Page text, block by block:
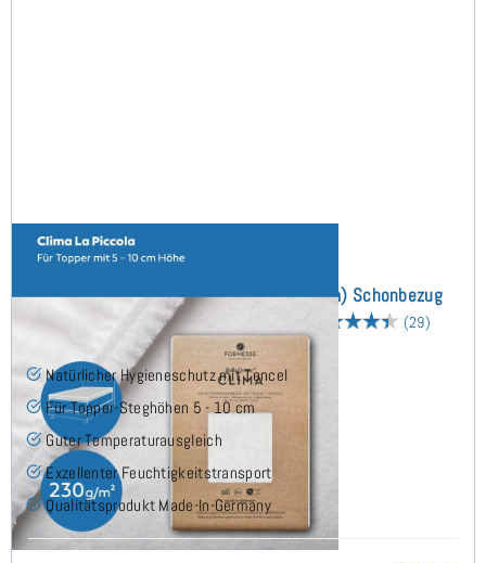
Bella Donna Clima La Piccola (bis 10cm) Schonbezug
160x240 cm - Sonderanfertigung
(29)
Natürlicher Hygieneschutz mit Tencel
Für Topper-Steghöhen 5 - 10 cm
Guter Temperaturausgleich
Exzellenter Feuchtigkeitstransport
Qualitätsprodukt Made-In-Germany